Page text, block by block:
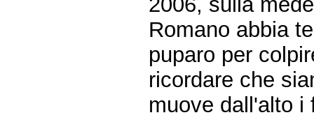
Romano abbia
puparo per
ricordare che
muove dall'alto i